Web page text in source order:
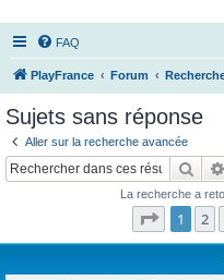
FAQ
PlayFrance Forum
Sujets sans réponse
Aller sur la recherche avancée
La recherche a
Page 1
1 2